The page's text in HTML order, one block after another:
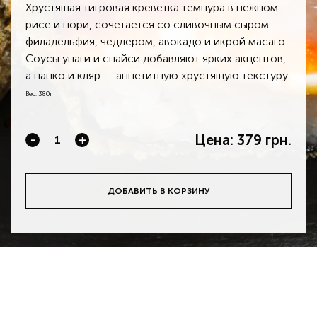
Хрустящая тигровая креветка темпура в нежном
рисе и нори, сочетается со сливочным сыром
филадельфия, чеддером, авокадо и икрой масаго.
Соусы унаги и спайси добавляют ярких акцентов,
а панко и кляр — аппетитную хрустящую текстуру.
Вес: 380г
- + Цена: 379 грн.
ДОБАВИТЬ В КОРЗИНУ